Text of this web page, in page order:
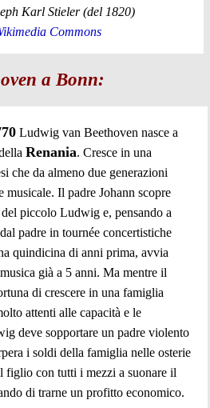
Karl Stieler (del 1820)
Commons
a Bonn:
Ludwig van Beethoven nasce a
Renania. Cresce in una
che da almeno due generazioni
musicale. Il padre Johann scopre
piccolo Ludwig e, pensando a
padre in tournée concertistiche
quindicina di anni prima, avvia
già a 5 anni. Ma mentre il
di crescere in una famiglia
attenti alle capacità e le
deve sopportare un padre violento
i soldi della famiglia nelle osterie
figlio con tutti i mezzi a suonare il
di trarne un profitto economico.